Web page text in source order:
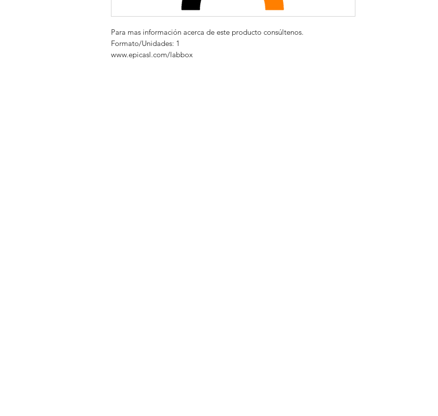
Para mas información acerca de este producto consúltenos.
Formato/Unidades: 1
www.epicasl.com/labbox